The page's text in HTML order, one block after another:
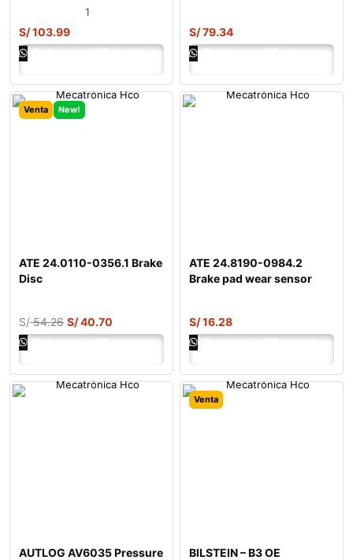
1
S/103.99
Ordenar por Whatsapp
S/79.34
Ordenar por Whatsapp
Venta New!
ATE 24.0110-0356.1 Brake
Disc
S/54.26 S/40.70
Ordenar por Whatsapp
ATE 24.8190-0984.2
Brake pad wear sensor
S/16.28
Ordenar por Whatsapp
AUTLOG AV6035 Pressure
Venta
BILSTEIN – B3 OE